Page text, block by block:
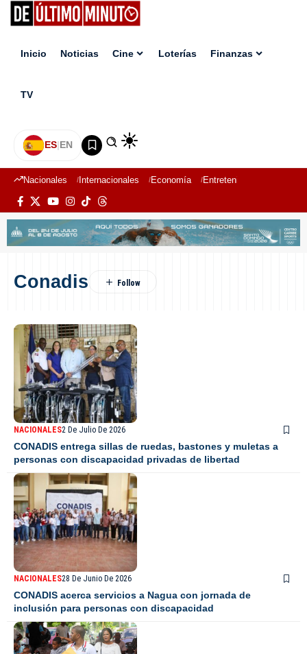
Inicio Noticias Cine Loterías Finanzas
TV
ES|EN
Nacionales Internacionales Economía Entretenimiento
Conadis
NACIONALES2 De Julio De 2026
CONADIS entrega sillas de ruedas, bastones y muletas a
personas con discapacidad privadas de libertad
NACIONALES28 De Junio De 2026
CONADIS acerca servicios a Nagua con jornada de
inclusión para personas con discapacidad